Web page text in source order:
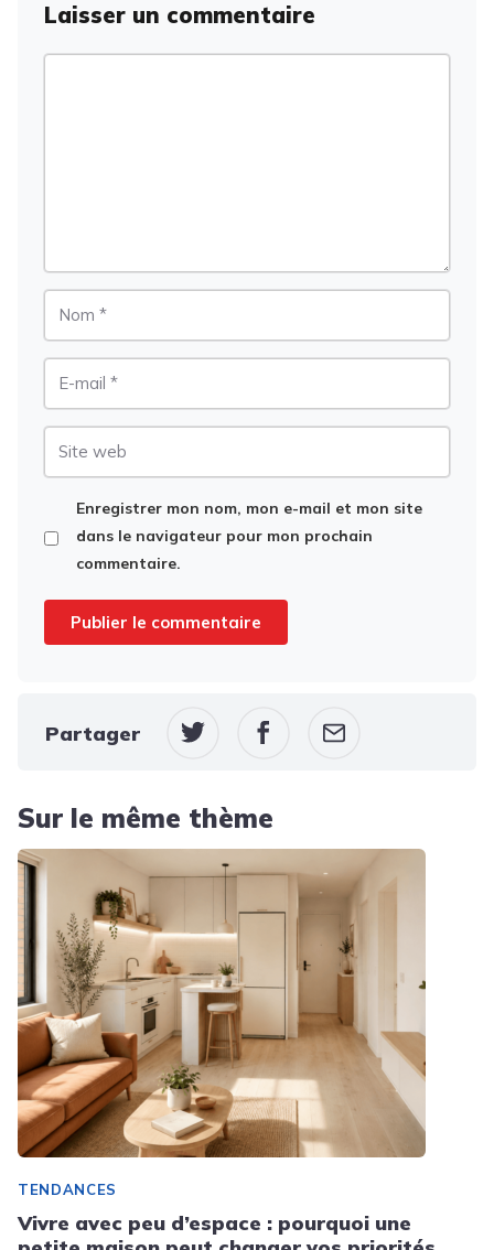
Laisser un commentaire
Enregistrer mon nom, mon e-mail et mon site
dans le navigateur pour mon prochain
commentaire.
Partager
Sur le même thème
TENDANCES
Vivre avec peu d’espace : pourquoi une